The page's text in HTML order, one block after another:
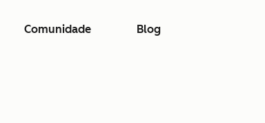
Comunidade Blog